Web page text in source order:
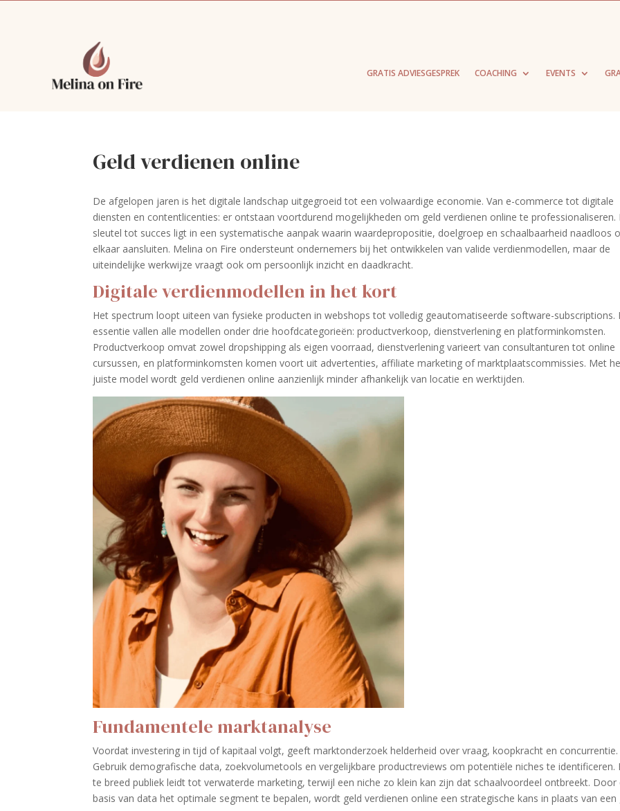
GRATIS ADVIESGESPREK COACHING EVENTS
Geld verdienen online
De afgelopen jaren is het digitale landschap uitgegroeid tot een volwaardige economie. Van e-commerce tot digitale
diensten en contentlicenties: er ontstaan voortdurend mogelijkheden om geld verdienen online te professionaliseren.
sleutel tot succes ligt in een systematische aanpak waarin waardepropositie, doelgroep en schaalbaarheid naadloos
elkaar aansluiten. Melina on Fire ondersteunt ondernemers bij het ontwikkelen van valide verdienmodellen, maar de
uiteindelijke werkwijze vraagt ook om persoonlijk inzicht en daadkracht.
Digitale verdienmodellen in het kort
Het spectrum loopt uiteen van fysieke producten in webshops tot volledig geautomatiseerde software-subscriptions.
essentie vallen alle modellen onder drie hoofdcategorieën: productverkoop, dienstverlening en platforminkomsten.
Productverkoop omvat zowel dropshipping als eigen voorraad, dienstverlening varieert van consultanturen tot online
cursussen, en platforminkomsten komen voort uit advertenties, affiliate marketing of marktplaatscommissies. Met
juiste model wordt geld verdienen online aanzienlijk minder afhankelijk van locatie en werktijden.
Fundamentele marktanalyse
Voordat investering in tijd of kapitaal volgt, geeft marktonderzoek helderheid over vraag, koopkracht en concurrentie.
Gebruik demografische data, zoekvolumetools en vergelijkbare productreviews om potentiële niches te identificeren.
te breed publiek leidt tot verwaterde marketing, terwijl een niche zo klein kan zijn dat schaalvoordeel ontbreekt. Door
basis van data het optimale segment te bepalen, wordt geld verdienen online een strategische kans in plaats van een